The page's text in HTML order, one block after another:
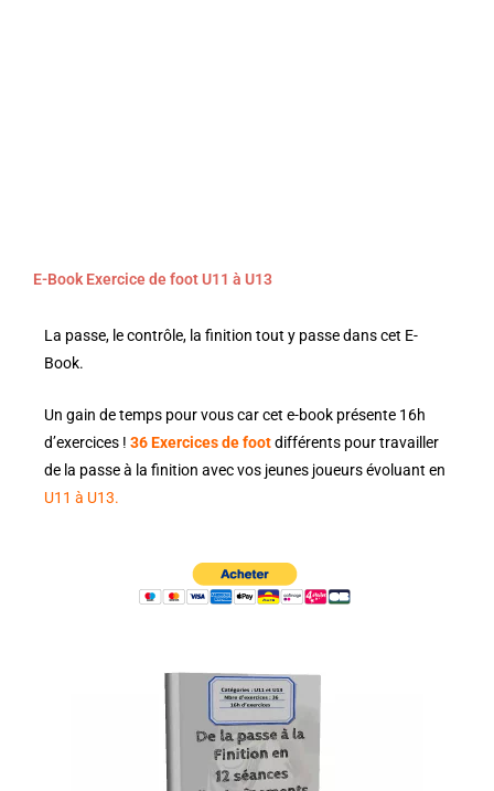
E-Book Exercice de foot U11 à U13
La passe, le contrôle, la finition tout y passe dans cet E-
Book.
Un gain de temps pour vous car cet e-book présente 16h
d’exercices ! 36 Exercices de footdifférents pour travailler
de la passe à la finition avec vos jeunes joueurs évoluant en
U11 à U13.